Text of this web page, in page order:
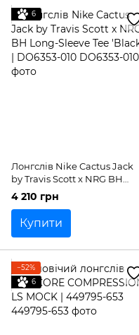
6
Лонгслів Nike Cactus Jack
by Travis Scott x NRG BH
Long-Sleeve Tee 'Black' |
DO6353-010
4 210 грн
Купити
−52%
6